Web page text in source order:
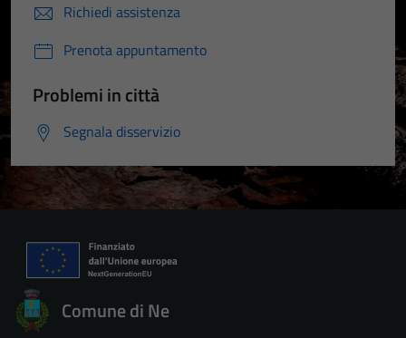
Richiedi assistenza
Prenota appuntamento
Problemi in città
Segnala disservizio
Comune di Ne